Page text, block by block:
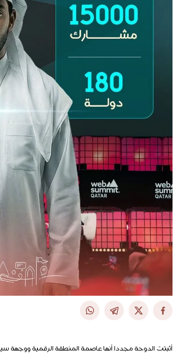
أثبتت الدوحة مجددا أنها عاصمة المنطقة الرقمية ووجهة